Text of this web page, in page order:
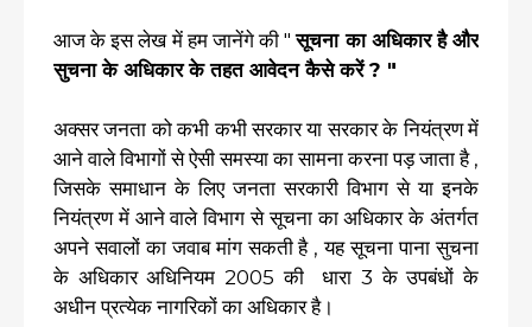
आज के इस लेख में हम जानेंगे की "सूचना का अधिकार है और
सुचना के अधिकार के तहत आवेदन कैसे करें ? "
अक्सर जनता को कभी कभी सरकार या सरकार के नियंत्रण में
आने वाले विभागों से ऐसी समस्या का सामना करना पड़ जाता है ,
जिसके समाधान के लिए जनता सरकारी विभाग से या इनके
नियंत्रण में आने वाले विभाग से सूचना का अधिकार के अंतर्गत
अपने सवालों का जवाब मांग सकती है , यह सूचना पाना सुचना
के अधिकार अधिनियम 2005 की धारा 3 के उपबंधों के
अधीन प्रत्येक नागरिकों का अधिकार है।